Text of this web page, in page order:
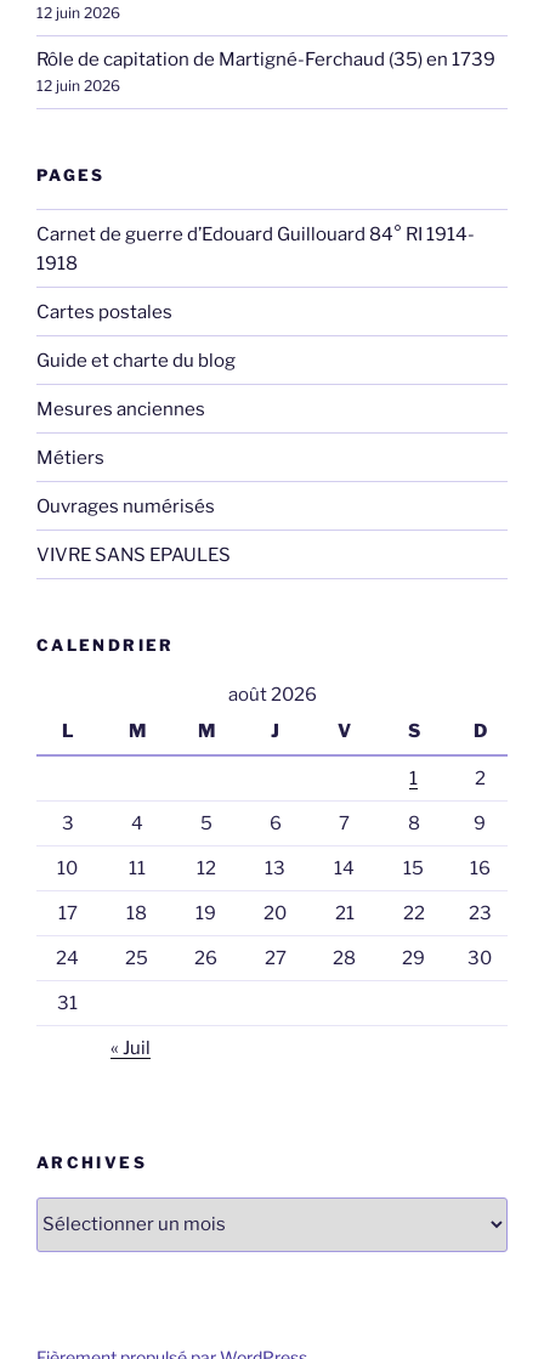
12 juin 2026
Rôle de capitation de Martigné-Ferchaud (35) en 1739
12 juin 2026
PAGES
Carnet de guerre d’Edouard Guillouard 84° RI 1914-
1918
Cartes postales
Guide et charte du blog
Mesures anciennes
Métiers
Ouvrages numérisés
VIVRE SANS EPAULES
CALENDRIER
août 2026
L
M M J V S D
1 2
3 4 5 6 7 8 9
10 11 12 13 14 15 16
17 18 19 20 21 22 23
24 25 26 27 28 29 30
31
« Juil
ARCHIVES
Archives